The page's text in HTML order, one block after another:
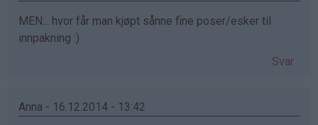
bekreftet)
MEN... hvor får man kjøpt sånne fine poser/esker til
innpakning :)
Svar
Anna - 16.12.2014 - 13:42